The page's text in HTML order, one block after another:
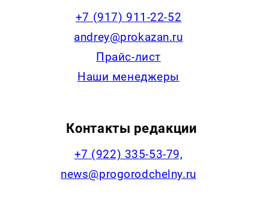
+7 (917) 911-22-52
andrey@prokazan.ru
Прайс-лист
Наши менеджеры
Контакты редакции
+7 (922) 335-53-79,
news@progorodchelny.ru